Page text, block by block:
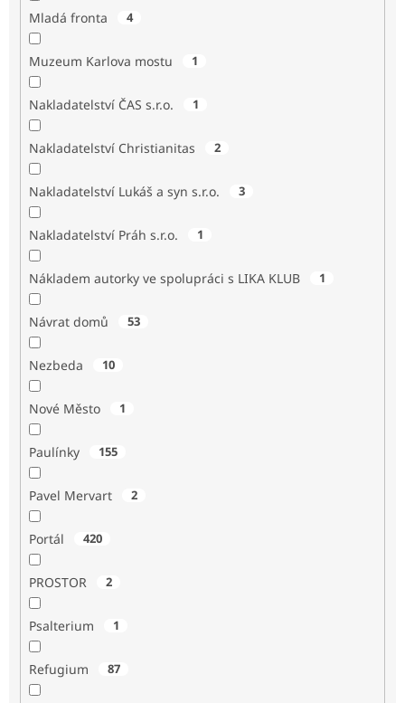
Mladá fronta 4
Muzeum Karlova mostu 1
Nakladatelství ČAS s.r.o. 1
Nakladatelství Christianitas 2
Nakladatelství Lukáš a syn s.r.o. 3
Nakladatelství Práh s.r.o. 1
Nákladem autorky ve spolupráci s LIKA KLUB 1
Návrat domů 53
Nezbeda 10
Nové Město 1
Paulínky 155
Pavel Mervart 2
Portál 420
PROSTOR 2
Psalterium 1
Refugium 87